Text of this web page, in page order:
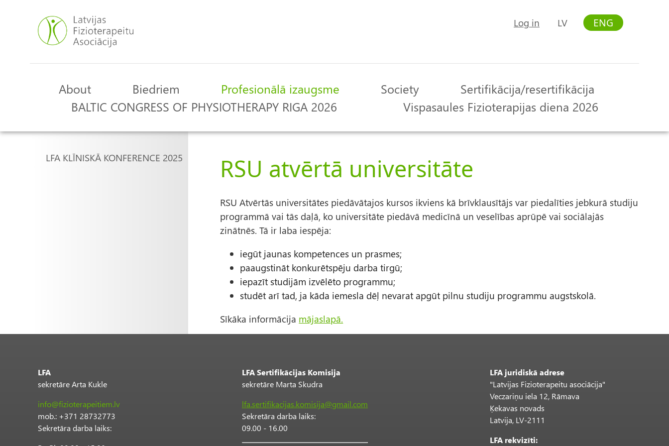
User
account
menu
Log in LV ENG
Main
About Biedriem Profesionālā izaugsme Society
Sertifikācija/resertifikācija
BALTIC CONGRESS OF PHYSIOTHERAPY RIGA 2026
Vispasaules Fizioterapijas diena 2026
Main
LFA KLĪNISKĀ KONFERENCE 2025 RSU atvērtā universitāte
RSU Atvērtās universitātes piedāvātajos kursos ikviens kā brīvklausītājs var piedalīties jebkurā studiju
programmā vai tās daļā, ko universitāte piedāvā medicīnā un veselības aprūpē vai sociālajās
zinātnēs. Tā ir laba iespēja:
iegūt jaunas kompetences un prasmes;
paaugstināt konkurētspēju darba tirgū;
iepazīt studijām izvēlēto programmu;
studēt arī tad, ja kāda iemesla dēļ nevarat apgūt pilnu studiju programmu augstskolā.
Sīkāka informācija mājaslapā.
LFA
sekretāre Arta Kukle
info@fizioterapeitiem.lv
mob.: +371 28732773
Sekretāra darba laiks:
LFA Sertifikācijas Komisija
sekretāre Marta Skudra
lfa.sertifikacijas.komisija@gmail.com
Sekretāra darba laiks:
09.00 - 16.00
LFA juridiskā adrese
"Latvijas Fizioterapeitu asociācija"
Veczariņu iela 12, Rāmava
Ķekavas novads
Latvija, LV-2111
LFA rekvizīti: